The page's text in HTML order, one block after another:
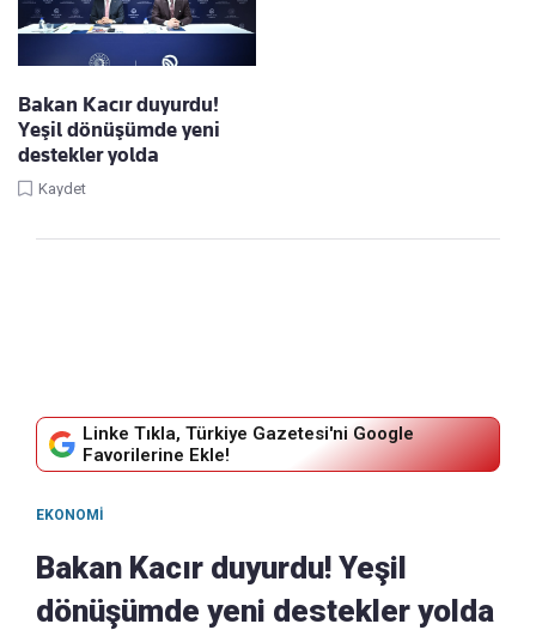
Bakan Kacır duyurdu!
Yeşil dönüşümde yeni
destekler yolda
Kaydet
Linke Tıkla, Türkiye Gazetesi'ni Google
Favorilerine Ekle!
EKONOMI
Bakan Kacır duyurdu! Yeşil
dönüşümde yeni destekler yolda